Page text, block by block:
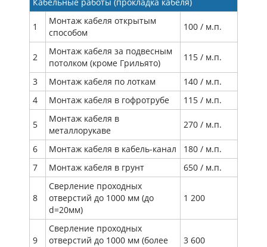
1
Монтаж кабеля открытым
способом
100 / м.п.
2
Монтаж кабеля за подвесным
потолком (кроме Грильято)
115 / м.п.
3 Монтаж кабеля по лоткам
140 / м.п.
4
Монтаж кабеля в гофротрубе 115 / м.п.
5
Монтаж кабеля в
металлорукаве
270 / м.п.
6 Монтаж кабеля в кабель-канал
180 / м.п.
7
Монтаж кабеля в грунт 650 / м.п.
8
Сверление проходных
отверстий до 1000 мм (до
d=20мм)
1 200
9
Сверление проходных
отверстий до 1000 мм (более
3 600